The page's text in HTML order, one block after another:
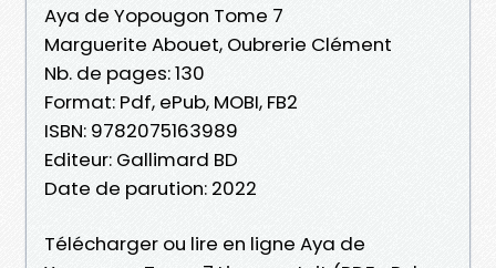
Aya de Yopougon Tome 7
Marguerite Abouet, Oubrerie Clément
Nb. de pages: 130
Format: Pdf, ePub, MOBI, FB2
ISBN: 9782075163989
Editeur: Gallimard BD
Date de parution: 2022
Télécharger ou lire en ligne Aya de